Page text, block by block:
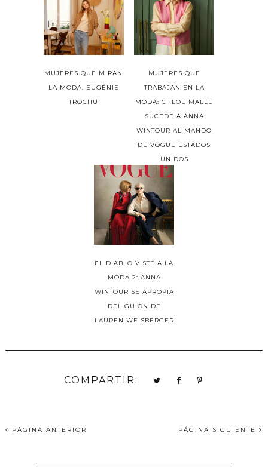
MUJERES QUE MIRAN
LA MODA: EUGÉNIE
TROCHU
MUJERES QUE
TRABAJAN EN LA
MODA: CHLOE MALLE
SUCEDE A ANNA
WINTOUR AL MANDO
DE VOGUE ESTADOS
UNIDOS
EL DIABLO VISTE A LA
MODA 2: ANNA
WINTOUR SE APROPIA
DEL GUION DE
LAUREN WEISBERGER
COMPARTIR:
PÁGINA ANTERIOR PÁGINA SIGUIENTE